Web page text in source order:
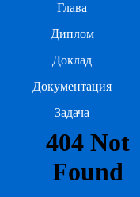
Глава
Диплом
Доклад
Документация
Задача